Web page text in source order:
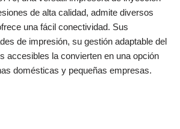
de alta calidad, admite diversos
una fácil conectividad. Sus
de impresión, su gestión adaptable del
accesibles la convierten en una opción
domésticas y pequeñas empresas.